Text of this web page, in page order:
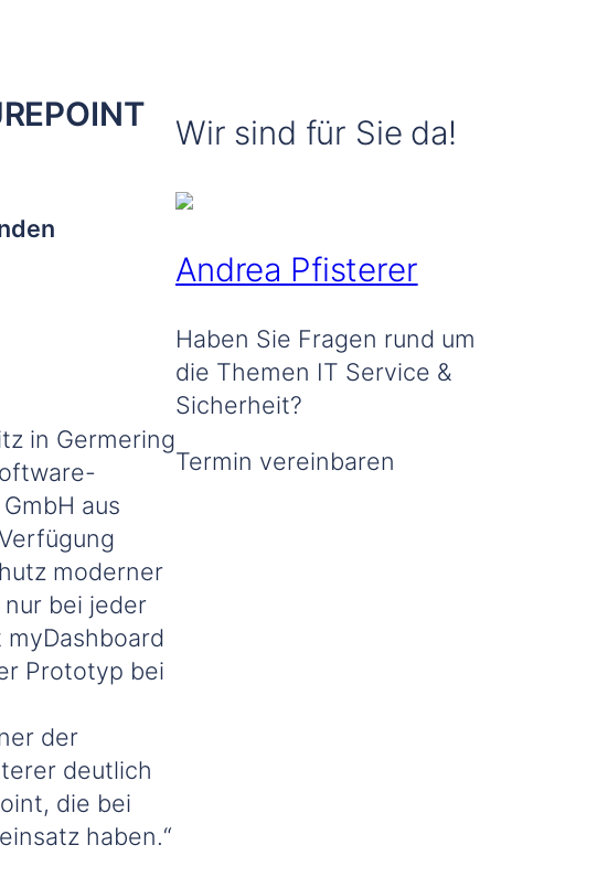
in Germering
aus
moderner
bei jeder
Prototyp bei
der
deutlich
die bei
haben.“
Wir sind für Sie da!
Andrea Pfisterer
Haben Sie Fragen rund um
die Themen IT Service &
Sicherheit?
Termin vereinbaren